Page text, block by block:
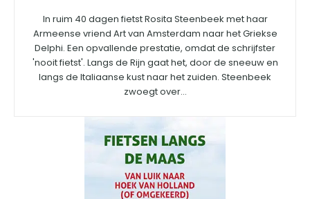
In ruim 40 dagen fietst Rosita Steenbeek met haar
Armeense vriend Art van Amsterdam naar het Griekse
Delphi. Een opvallende prestatie, omdat de schrijfster
'nooit fietst'. Langs de Rijn gaat het, door de sneeuw en
langs de Italiaanse kust naar het zuiden. Steenbeek
zwoegt over...